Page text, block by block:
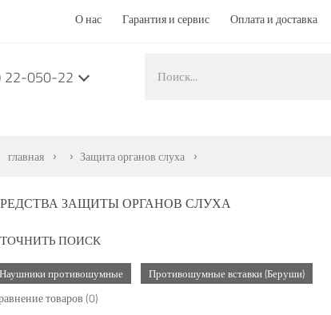
О нас Гарантия и сервис Оплата и доставка
22-050-22
главная Защита органов слуха
ЗАЩИТЫ ОРГАНОВ СЛУХА
ПОИСК
Наушники противошумные Противошумные вставки (Беруши)
товаров (0)